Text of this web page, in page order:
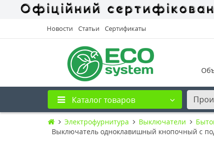
Новости Статьи Сертификаты
Каталог товаров
Электрофурнитура Выключатели
Выключатель одноклавишный кнопочный с